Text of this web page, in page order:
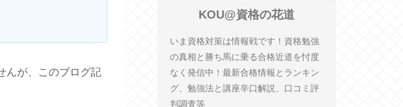
んが、このブログ記
KOU@資格の花道
いま資格対策は情報戦です！資格勉強
の真相と勝ち馬に乗る合格近道を忖度
なく発信中！最新合格情報とランキン
グ、勉強法と講座辛口解説、口コミ評
判調査等